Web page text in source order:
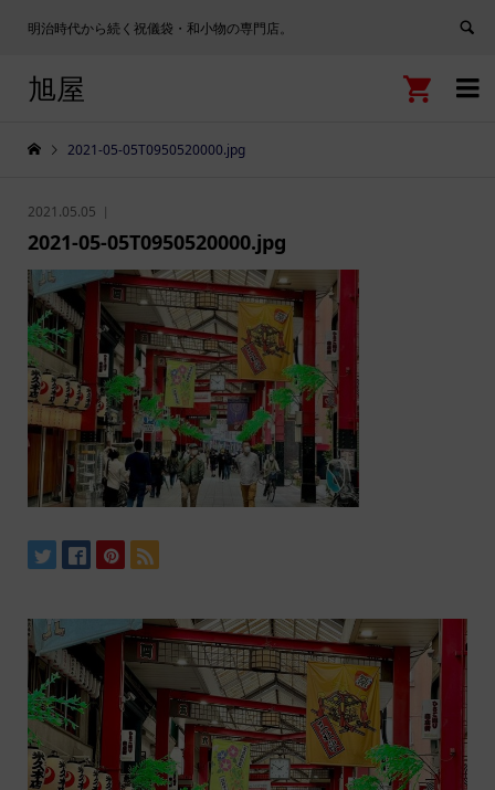
明治時代から続く祝儀袋・和小物の専門店。

旭屋 
2021-05-05T0950520000.jpg
2021.05.05
2021-05-05T0950520000.jpg